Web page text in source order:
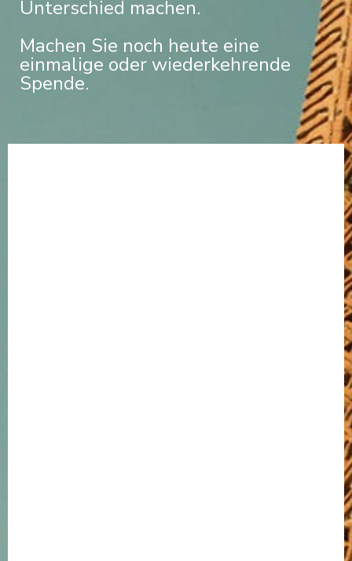
Unterschied machen.
Machen Sie noch heute eine
einmalige oder wiederkehrende
Spende.